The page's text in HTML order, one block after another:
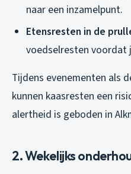
naar een inzamelpunt.
Etensresten in de
voedselresten voordat
Tijdens evenementen als
kunnen kaasresten een
alertheid is geboden in
2. Wekelijks